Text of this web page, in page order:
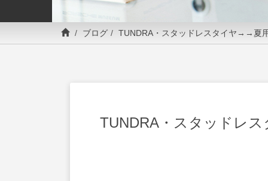
ブログ TUNDRA・スタッドレスタイヤ→→夏
TUNDRA・スタッドレ